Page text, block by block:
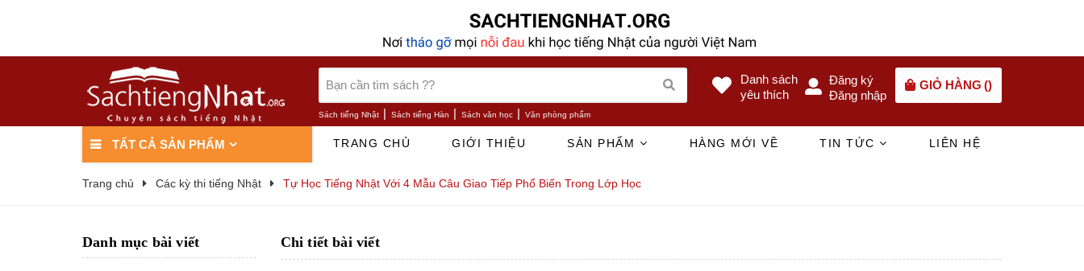
Sách tiếng Nhật | Sách tiếng Hàn | Sách văn học | Văn phòng phẩm
Danh sách
yêu thích
Đăng ký
Đăng nhập
GIỎ HÀNG ()
TẤT CẢ SẢN PHẨM TRANG CHỦ GIỚI THIỆU SẢN PHẨM HÀNG MỚI VỀ TIN TỨC LIÊN HỆ
Trang chủ Các kỳ thi tiếng Nhật Tự Học Tiếng Nhật Với 4 Mẫu Câu Giao Tiếp Phổ Biến Trong Lớp Học
Chi tiết bài viết
Danh mục bài viết